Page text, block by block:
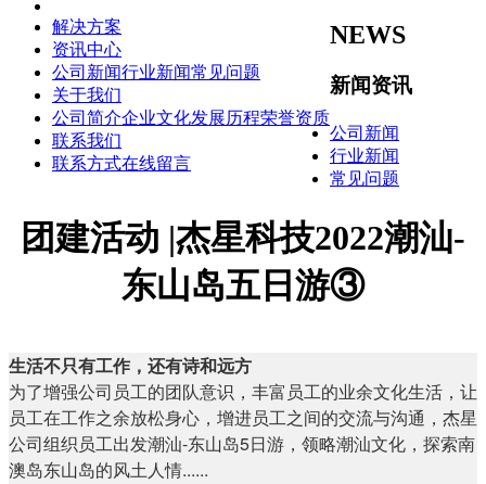
解决方案
资讯中心
公司新闻行业新闻常见问题
关于我们
公司简介企业文化发展历程荣誉资质
联系我们
联系方式在线留言
NEWS
新闻资讯
公司新闻
行业新闻
常见问题
团建活动 |杰星科技2022潮汕-
东山岛五日游③
生活不只有工作，还有诗和远方
为了增强公司员工的团队意识，丰富员工的业余文化生活，让
员工在工作之余放松身心，增进员工之间的交流与沟通，杰星
公司组织员工出发潮汕-东山岛5日游，领略潮汕文化，探索南
澳岛东山岛的风土人情......